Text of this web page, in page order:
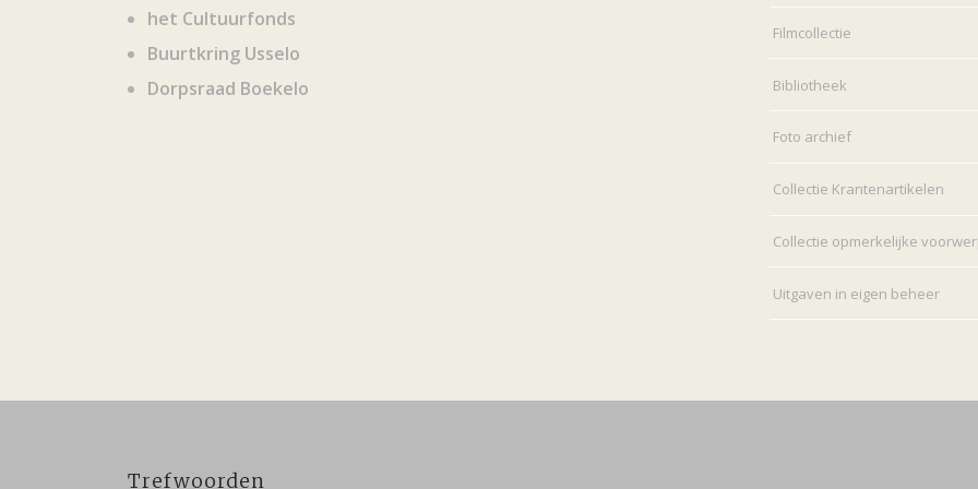
het Cultuurfonds
Buurtkring Usselo
Dorpsraad Boekelo
Filmcollectie
Bibliotheek
Foto archief
Collectie Krantenartikelen
Collectie opmerkelijke
Uitgaven in eigen beheer
Trefwoorden